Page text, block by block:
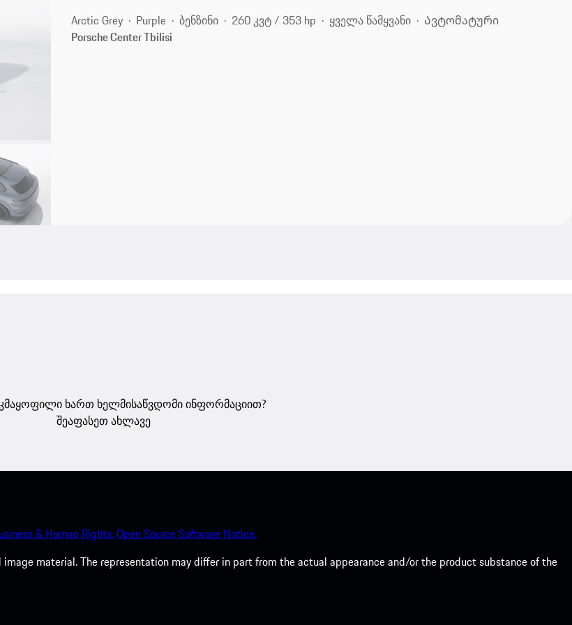
Arctic Grey Purple ბენზინი 260 კვტ / 353 hp ყველა წამყვანი
Ავტომატური
Porsche Center Tbilisi
ხართ ხელმისაწვდომი ინფორმაციით?
შეაფასეთ ახლავე
& Human Rights.Open Source Software Notice.
material. The representation may differ in part from the actual appearance and/or the product substance of the